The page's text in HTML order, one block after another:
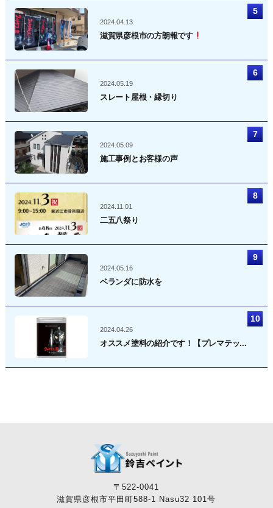
2024.04.13
滋賀県彦根市の方朗報です
2024.05.19
スレート屋根・縁切り
2024.05.09
施工事例とお客様の声
2024.11.01
二五八祭り
2024.05.16
ベランダに防水を
2024.04.26
オススメ塗料の紹介です！【プレマテッ...
〒522-0041
滋賀県彦根市平田町588-1 Nasu32 101号